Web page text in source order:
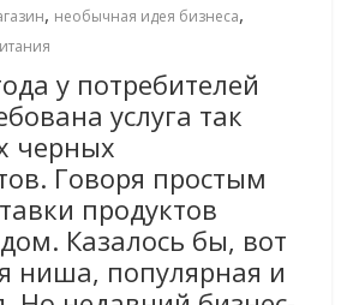
, необычная идея бизнеса,
у потребителей
услуга так
черных
Говоря простым
продуктов
Казалось бы, вот
ниша, популярная и